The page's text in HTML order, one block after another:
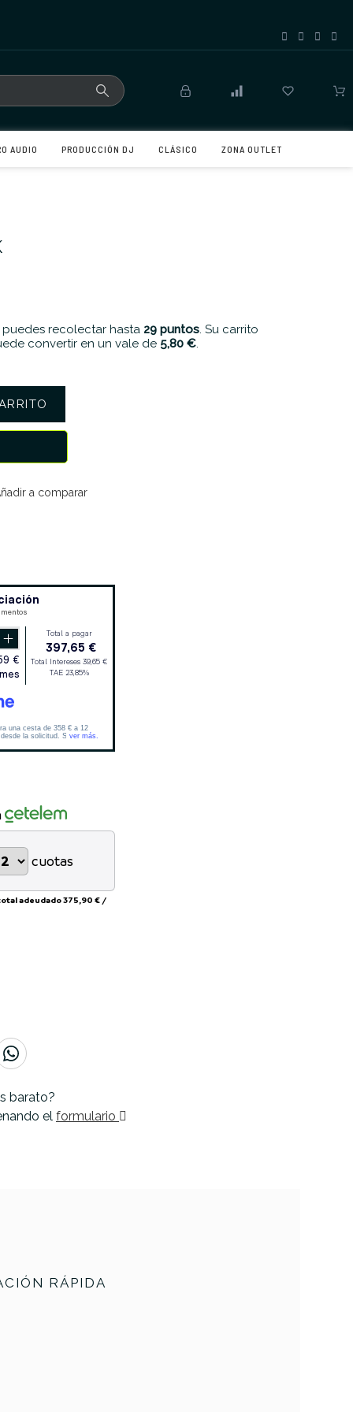
AUDIO PRODUCCIÓN DJ CLÁSICO ZONA OUTLET
recolectar hasta 29 puntos. Su carrito
convertir en un vale de 5,80 €.
a comparar
cuotas
adeudado375,90 € /
barato?
el formulario
RÁPIDA